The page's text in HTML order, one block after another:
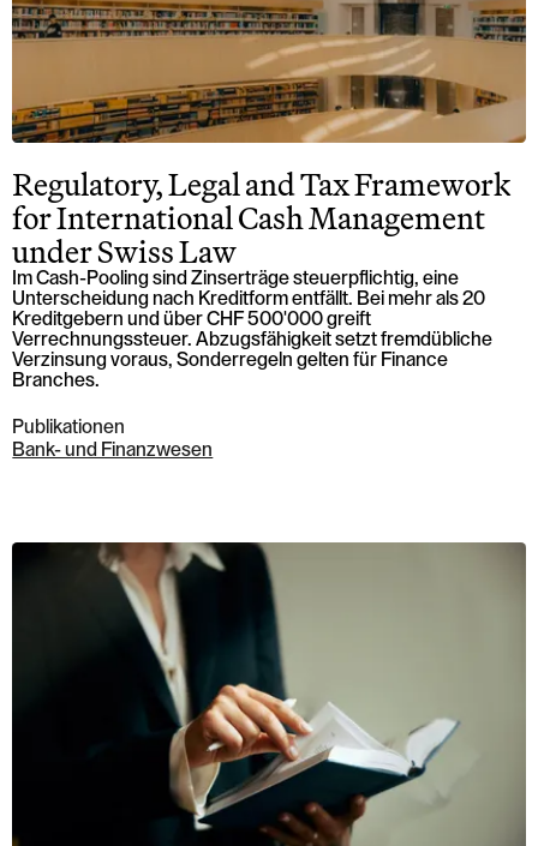
Regulatory, Legal and Tax Framework
for International Cash Management
under Swiss Law
Im Cash-Pooling sind Zinserträge steuerpflichtig, eine
Unterscheidung nach Kreditform entfällt. Bei mehr als 20
Kreditgebern und über CHF 500'000 greift
Verrechnungssteuer. Abzugsfähigkeit setzt fremdübliche
Verzinsung voraus, Sonderregeln gelten für Finance
Branches.
Publikationen
Bank- und Finanzwesen